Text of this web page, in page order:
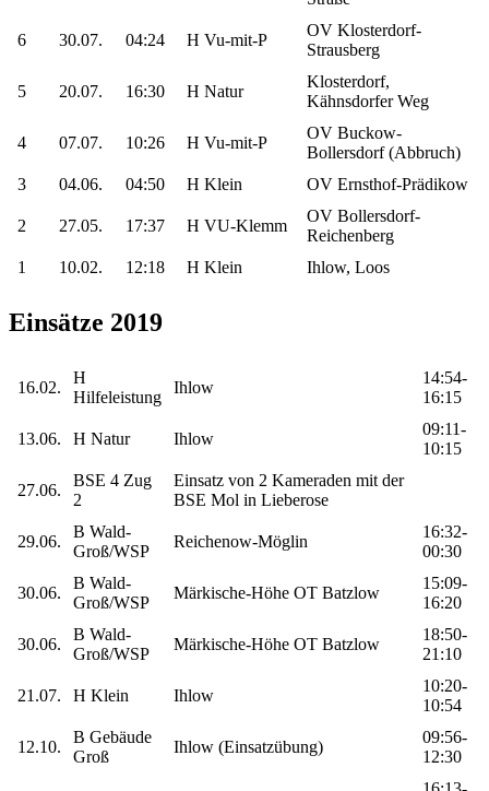
6 30.07. 04:24 H Vu-mit-P
OV Klosterdorf-
Strausberg
5 20.07. 16:30 H Natur
Klosterdorf,
Kähnsdorfer Weg
4 07.07. 10:26 H Vu-mit-P
OV Buckow-
Bollersdorf (Abbruch)
3
04.06. 04:50 H Klein OV Ernsthof-Prädikow
2 27.05. 17:37 H VU-Klemm
OV Bollersdorf-
Reichenberg
1
10.02. 12:18 H Klein Ihlow, Loos
Einsätze 2019
16.02.
H
Hilfeleistung
Ihlow
14:54-
16:15
13.06. H Natur Ihlow
09:11-
10:15
27.06.
BSE 4 Zug
2
Einsatz von 2 Kameraden mit der
BSE Mol in Lieberose
29.06.
B Wald-
Groß/WSP
Reichenow-Möglin
16:32-
00:30
30.06.
B Wald-
Groß/WSP
Märkische-Höhe OT Batzlow
15:09-
16:20
30.06.
B Wald-
Groß/WSP
Märkische-Höhe OT Batzlow
18:50-
21:10
21.07. H Klein Ihlow
10:20-
10:54
12.10.
B Gebäude
Groß
Ihlow (Einsatzübung)
09:56-
12:30